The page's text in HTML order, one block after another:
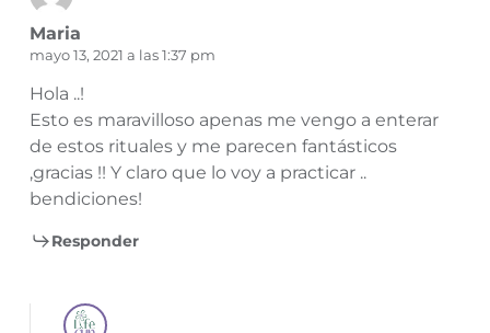
Maria
mayo 13, 2021 a las 1:37 pm
Hola ..!
Esto es maravilloso apenas me vengo a enterar
de estos rituales y me parecen fantásticos
,gracias !! Y claro que lo voy a practicar ..
bendiciones!
Responder